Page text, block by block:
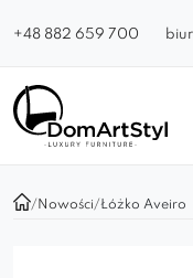
+48 882 659 700
/ Nowości/Łóżko Aveiro